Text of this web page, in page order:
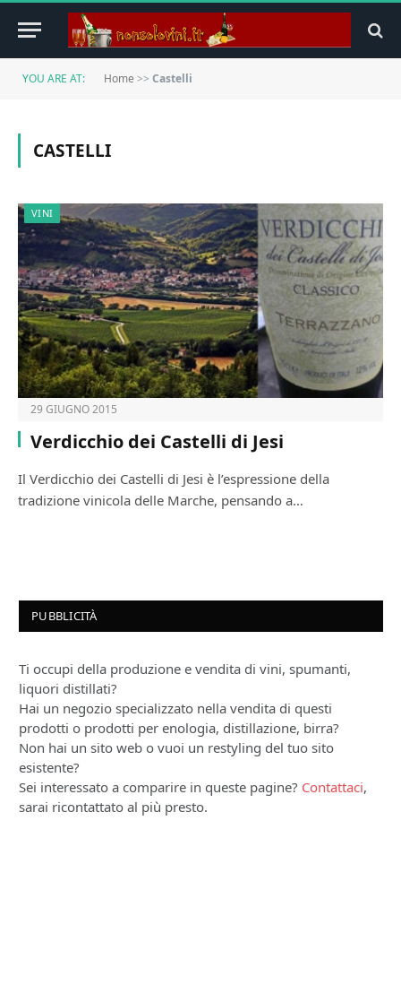
YOU ARE AT: Home >> Castelli
CASTELLI
VINI
29 GIUGNO 2015
Verdicchio dei Castelli di Jesi
Il Verdicchio dei Castelli di Jesi è l’espressione della
tradizione vinicola delle Marche, pensando a…
PUBBLICITÀ
Ti occupi della produzione e vendita di vini, spumanti,
liquori distillati?
Hai un negozio specializzato nella vendita di questi
prodotti o prodotti per enologia, distillazione, birra?
Non hai un sito web o vuoi un restyling del tuo sito
esistente?
Sei interessato a comparire in queste pagine? Contattaci,
sarai ricontattato al più presto.